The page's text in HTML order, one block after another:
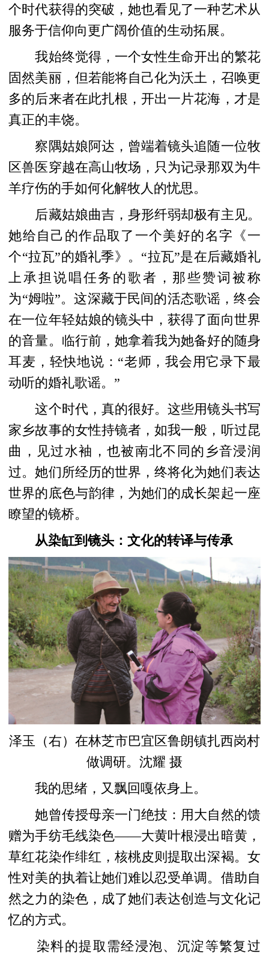
个时代获得的突破，她也看见了一种艺术从
服务于信仰向更广阔价值的生动拓展。
我始终觉得，一个女性生命开出的繁花
固然美丽，但若能将自己化为沃土，召唤更
多的后来者在此扎根，开出一片花海，才是
真正的丰饶。
察隅姑娘阿达，曾端着镜头追随一位牧
区兽医穿越在高山牧场，只为记录那双为牛
羊疗伤的手如何化解牧人的忧思。
后藏姑娘曲吉，身形纤弱却极有主见。
她给自己的作品取了一个美好的名字《一
个“拉瓦”的婚礼季》。“拉瓦”是在后藏婚礼
上承担说唱任务的歌者，那些赞词被称
为“姆啦”。这深藏于民间的活态歌谣，终会
在一位年轻姑娘的镜头中，获得了面向世界
的音量。临行前，她拿着我为她备好的随身
耳麦，轻快地说：“老师，我会用它录下最
动听的婚礼歌谣。”
这个时代，真的很好。这些用镜头书写
家乡故事的女性持镜者，如我一般，听过昆
曲，见过水袖，也被南北不同的乡音浸润
过。她们所经历的世界，终将化为她们表达
世界的底色与韵律，为她们的成长架起一座
瞭望的镜桥。
从染缸到镜头：文化的转译与传承
泽玉（右）在林芝市巴宜区鲁朗镇扎西岗村
做调研。沈耀 摄
我的思绪，又飘回嘎依身上。
她曾传授母亲一门绝技：用大自然的馈
赠为手纺毛线染色——大黄叶根浸出暗黄，
草红花染作绯红，核桃皮则提取出深褐。女
性对美的执着让她们难以忍受单调。借助自
然之力的染色，成了她们表达创造与文化记
忆的方式。
染料的提取需经浸泡、沉淀等繁复过